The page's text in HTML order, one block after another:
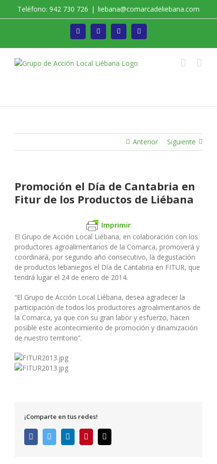
Teléfono: 942 730 726 | liebana@comarcadeliebana.com
Facebook Twitter Instagram
Anterior Siguiente
Promoción el Día de Cantabria en
Fitur de los Productos de Liébana
Imprimir
El Grupo de Acción Local Liébana, en colaboración con los
productores agroalimentarios de la Comarca, promoverá y
coordinará, por segundo año consecutivo, la degustación
de productos lebaniegos el Día de Cantabria en FITUR, que
tendrá lugar el 24 de enero de 2014.
“El Grupo de Acción Local Liébana, desea agradecer la
participación de todos los productores agroalimentarios de
la Comarca, ya que con su gran labor y esfuerzo, hacen
posible este acontecimiento de promoción y dinamización
de nuestro territorio”.
¡Comparte en tus redes!
FacebookTwitter LinkedInPinterest
electrónico